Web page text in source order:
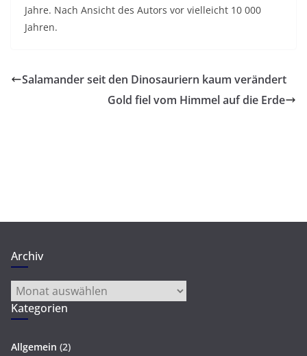
Jahre. Nach Ansicht des Autors vor vielleicht 10 000
Jahren.
Salamander seit den Dinosauriern kaum verändert
Gold fiel vom Himmel auf die Erde
Archiv
Archiv
Kategorien
Allgemein (2)